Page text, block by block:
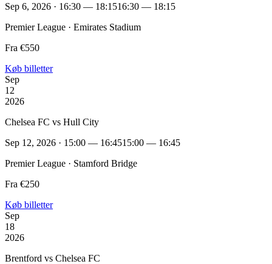
Sep 6, 2026 · 16:30 — 18:1516:30 — 18:15
Premier League · Emirates Stadium
Fra €550
Køb billetter
Sep
12
2026
Chelsea FC vs Hull City
Sep 12, 2026 · 15:00 — 16:4515:00 — 16:45
Premier League · Stamford Bridge
Fra €250
Køb billetter
Sep
18
2026
Brentford vs Chelsea FC